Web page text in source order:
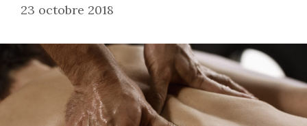
23 octobre 2018